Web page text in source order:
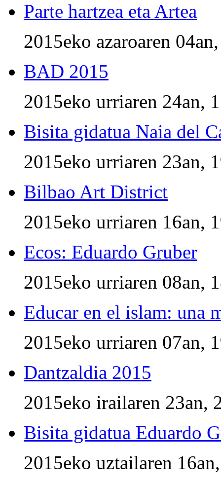
Parte hartzea eta Artea
2015eko azaroaren
BAD 2015
2015eko urriaren 24an,
Bisita gidatua Naia del
2015eko urriaren 23an,
Bilbao Art District
2015eko urriaren 16an,
Ecos: Eduardo Gruber
2015eko urriaren 08an,
Educar en el islam: una
2015eko urriaren 07an,
Dantzaldia 2015
2015eko irailaren 23an,
Bisita gidatua Eduardo
2015eko uztailaren